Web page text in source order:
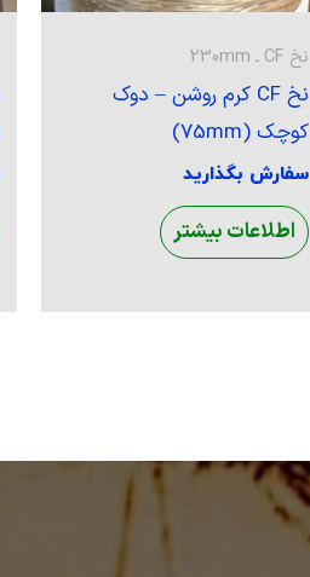
نخ CF ـ 230mm
نخ CF کرم روشن – دوک
کوچک (75mm)
سفارش بگذارید
اطلاعات بیشتر